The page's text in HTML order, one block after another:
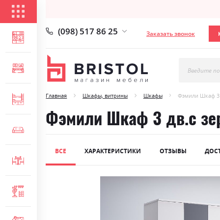
ГОСТИНАЯ
СПАЛЬНЯ
ДЕТСКАЯ
(098) 517 86 25 Заказать звонок
Введите
Главная Шкафы, витрины Шкафы Фэмили Шкаф 3
Фэмили Шкаф 3 дв.с
ВСЕ ХАРАКТЕРИСТИКИ ОТЗЫВЫ